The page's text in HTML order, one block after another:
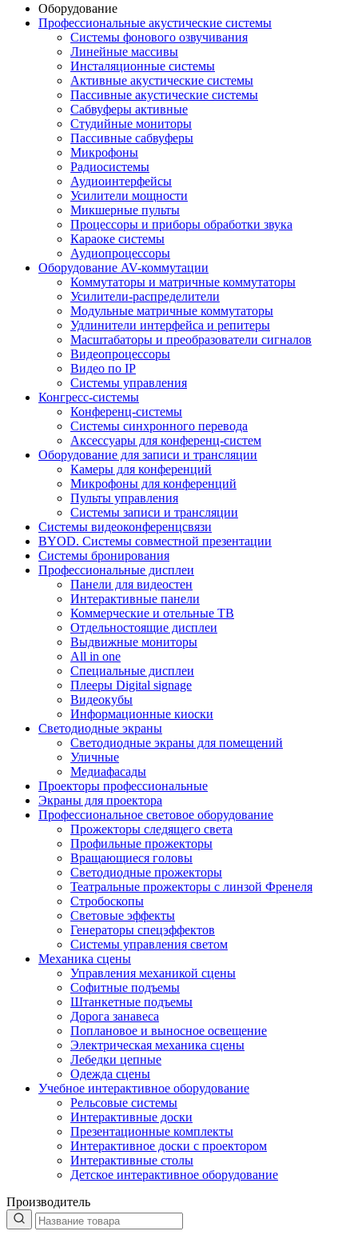
Оборудование
Профессиональные акустические системы
Системы фонового озвучивания
Линейные массивы
Инсталяционные системы
Активные акустические системы
Пассивные акустические системы
Сабвуферы активные
Студийные мониторы
Пассивные сабвуферы
Микрофоны
Радиосистемы
Аудиоинтерфейсы
Усилители мощности
Микшерные пульты
Процессоры и приборы обработки звука
Караоке системы
Аудиопроцессоры
Оборудование AV-коммутации
Коммутаторы и матричные коммутаторы
Усилители-распределители
Модульные матричные коммутаторы
Удлинители интерфейса и репитеры
Масштабаторы и преобразователи сигналов
Видеопроцессоры
Видео по IP
Системы управления
Конгресс-системы
Конференц-системы
Системы синхронного перевода
Аксессуары для конференц-систем
Оборудование для записи и трансляции
Камеры для конференций
Микрофоны для конференций
Пульты управления
Системы записи и трансляции
Системы видеоконференцсвязи
BYOD. Системы совместной презентации
Системы бронирования
Профессиональные дисплеи
Панели для видеостен
Интерактивные панели
Коммерческие и отельные ТВ
Отдельностоящие дисплеи
Выдвижные мониторы
All in one
Специальные дисплеи
Плееры Digital signage
Видеокубы
Информационные киоски
Светодиодные экраны
Светодиодные экраны для помещений
Уличные
Медиафасады
Проекторы профессиональные
Экраны для проектора
Профессиональное световое оборудование
Прожекторы следящего света
Профильные прожекторы
Вращающиеся головы
Светодиодные прожекторы
Театральные прожекторы с линзой Френеля
Стробоскопы
Световые эффекты
Генераторы спецэффектов
Системы управления светом
Механика сцены
Управления механикой сцены
Софитные подъемы
Штанкетные подъемы
Дорога занавеса
Поплановое и выносное освещение
Электрическая механика сцены
Лебедки цепные
Одежда сцены
Учебное интерактивное оборудование
Рельсовые системы
Интерактивные доски
Презентационные комплекты
Интерактивное доски с проектором
Интерактивные столы
Детское интерактивное оборудование
Производитель